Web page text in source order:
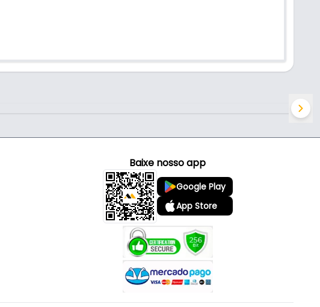
Baixe nosso app
Google Play
App Store